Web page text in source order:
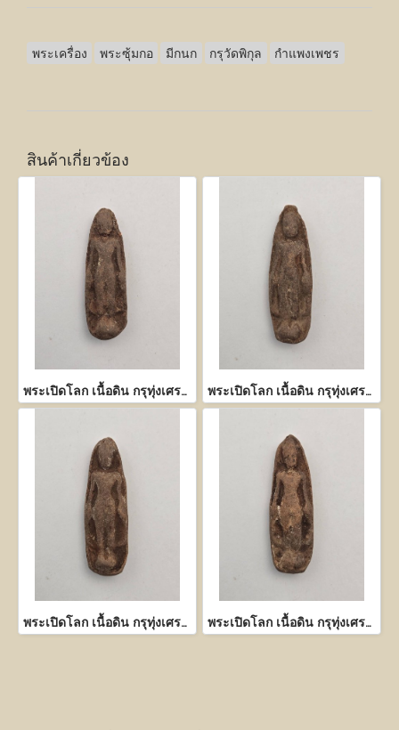
พระเครื่อง พระซุ้มกอ มีกนก กรุวัดพิกุล กำแพงเพชร
สินค้าเกี่ยวข้อง
พระเปิดโลก เนื้อดิน กรุทุ่งเศรษฐี กำแพงเพชร พระเปิดโลก เนื้อดิน กรุทุ่งเศรษฐี กำแพงเพชร
พระเปิดโลก เนื้อดิน กรุทุ่งเศรษฐี กำแพงเพชร พระเปิดโลก เนื้อดิน กรุทุ่งเศรษฐี กำแพงเพชร